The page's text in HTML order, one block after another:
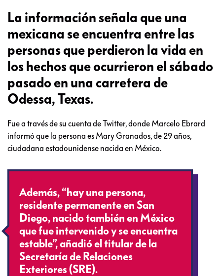
La información señala que una
mexicana se encuentra entre las
personas que perdieron la vida en
los hechos que ocurrieron el sábado
pasado en una carretera de
Odessa, Texas.
Fue a través de su cuenta de Twitter, donde Marcelo Ebrard
informó que la persona es Mary Granados, de 29 años,
ciudadana estadounidense nacida en México.
Además, “hay una persona,
residente permanente en San
Diego, nacido también en México
que fue intervenido y se encuentra
estable”, añadió el titular de la
Secretaría de Relaciones
Exteriores (SRE).